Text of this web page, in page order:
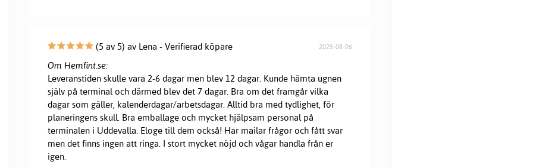
(5 av 5) av Lena - Verifierad köpare 2025-08-06
Om Hemfint.se:
Leveranstiden skulle vara 2-6 dagar men blev 12 dagar. Kunde hämta ugnen
själv på terminal och därmed blev det 7 dagar. Bra om det framgår vilka
dagar som gäller, kalenderdagar/arbetsdagar. Alltid bra med tydlighet, för
planeringens skull. Bra emballage och mycket hjälpsam personal på
terminalen i Uddevalla. Eloge till dem också! Har mailar frågor och fått svar
men det finns ingen att ringa. I stort mycket nöjd och vågar handla från er
igen.